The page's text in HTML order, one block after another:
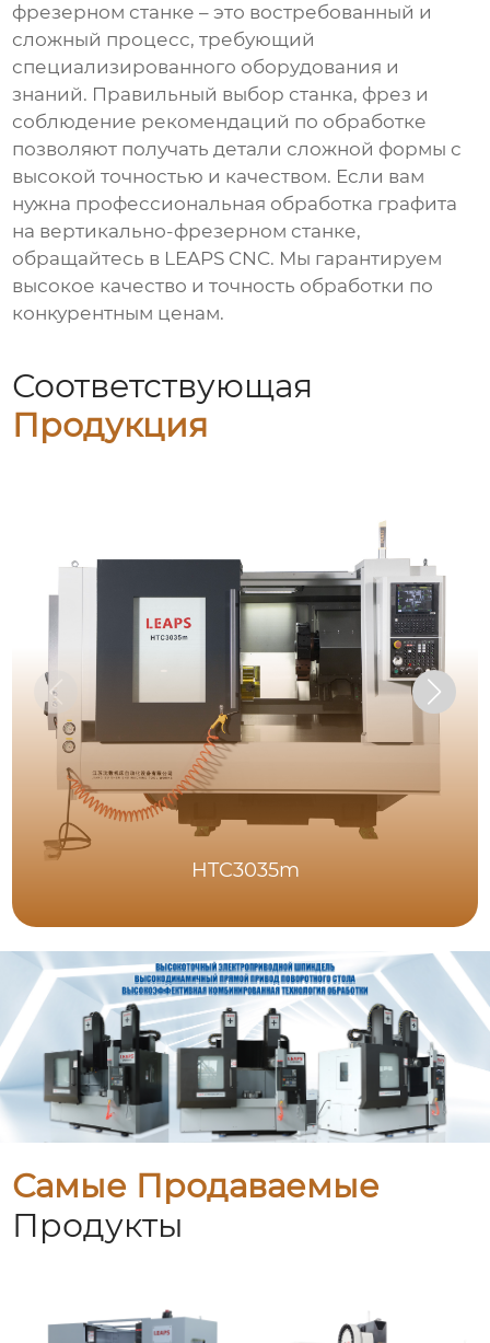
фрезерном станке – это востребованный и
сложный процесс, требующий
специализированного оборудования и
знаний. Правильный выбор станка, фрез и
соблюдение рекомендаций по обработке
позволяют получать детали сложной формы с
высокой точностью и качеством. Если вам
нужна профессиональная обработка графита
на вертикально-фрезерном станке,
обращайтесь в LEAPS CNC. Мы гарантируем
высокое качество и точность обработки по
конкурентным ценам.
Соответствующая
Продукция
HTC3035m
Самые Продаваемые
Продукты